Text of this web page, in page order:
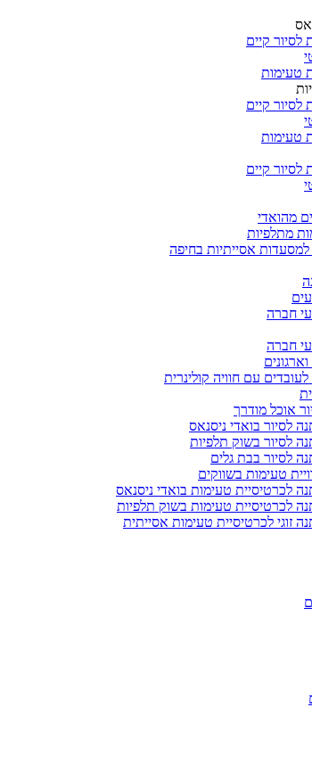
לסיור קיים
טעימות
לסיור קיים
טעימות
לסיור קיים
מהואדי
מתלפיות
אסייתיות בחיפה
חברה
חברה
עם חוויה קולינרית
אוכל מודרך
לסיור בואדי ניסנאס
לסיור בשוק תלפיות
לסיור בבת גלים
טעימות בשווקים
לכרטיסיית טעימות בואדי ניסנאס
לכרטיסיית טעימות בשוק תלפיות
זוגי לכרטיסיית טעימות אסייתית